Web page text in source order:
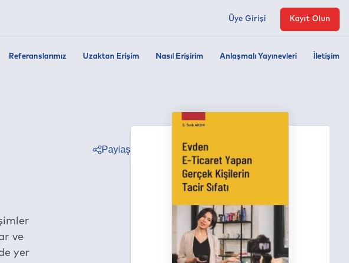
Referanslarımız Uzaktan Erişim Nasıl Erişirim Anlaşmalı Yayınevleri İletişim
Üye Girişi Kayıt Olun
Paylaş
ve
yer